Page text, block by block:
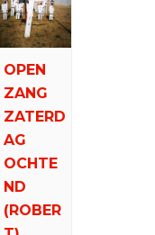
OPEN
ZANG
ZATERD
AG
OCHTE
ND
(ROBER